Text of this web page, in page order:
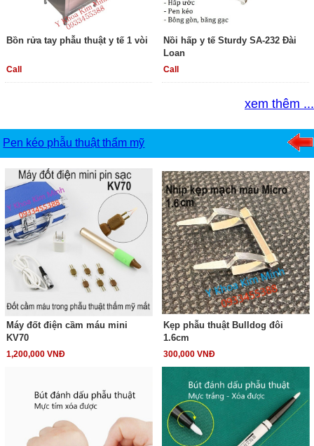
Bồn rửa tay phẫu thuật y tế 1 vòi
Call
Nồi hấp y tế Sturdy SA-232 Đài
Loan
Call
xem thêm ...
Pen kéo phẫu thuật thẩm mỹ
Máy đốt điện cầm máu mini
KV70
1,200,000 VNĐ
Kẹp phẫu thuật Bulldog đôi
1.6cm
300,000 VNĐ